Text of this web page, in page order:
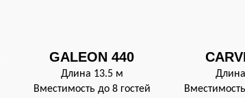
GALEON 440
Длина 13.5 м
Вместимость до 8 гостей